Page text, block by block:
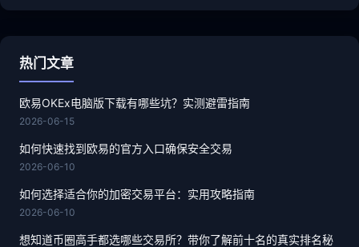
热门文章
欧易OKEx电脑版下载有哪些坑？实测避雷指南
2026-06-15
如何快速找到欧易的官方入口确保安全交易
2026-06-10
如何选择适合你的加密交易平台：实用攻略指南
2026-06-10
想知道币圈高手都选哪些交易所？带你了解前十名的真实排名秘